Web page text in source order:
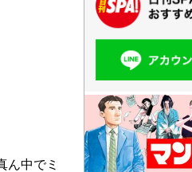
ん中でミ